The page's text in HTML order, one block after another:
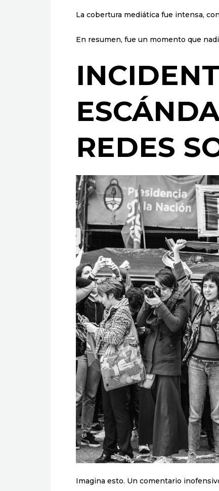
La cobertura mediática fue intensa,
En resumen, fue un momento que
REDES
Imagina esto. Un comentario